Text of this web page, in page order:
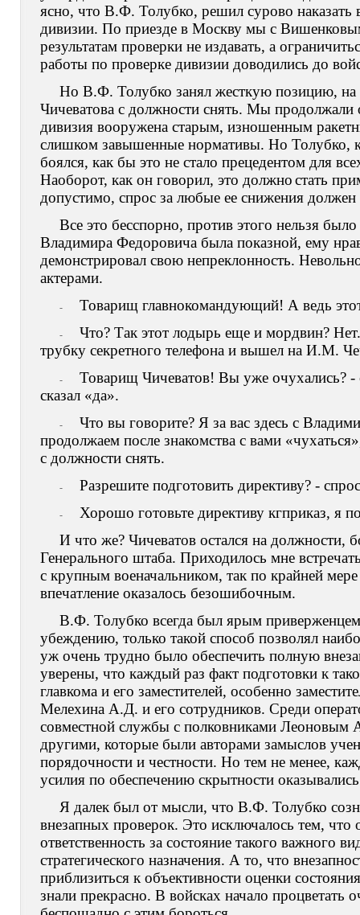
ясно, что В.Ф. Толубко, решил сурово
дивизии. По приезде в Москву мы с
результатам проверки не издавать, а
работы по проверке дивизии доводились до
Но В.Ф. Толубко занял жесткую позицию,
Чичеватова с должности снять. Мы
дивизия вооружена старым, изношенным
слишком завышенные нормативы. Но Толубко,
боялся, как бы это не стало прецедентом для
Наоборот, как он говорил, это должностать
допустимо, спрос за любые ее снижения
Все это бесспорно, против этого нельзя
Владимира Федоровича была показной, ему
демонстрировал свою непреклонность.
актерами.
- Товарищ главнокомандующий! А ведь
-
Что? Так этот лодырь еще и мордвин?
трубку секретного телефона и вышел на И.М.
-
Товарищ Чичеватов! Вы уже очухались?
сказал «да».
-
Что вы говорите? Я за вас здесь с
продолжаем после знакомства с вами
с должности снять.
- Разрешите подготовить директиву? -
-
Хорошо готовьте директиву кгприказ, я
И что же? Чичеватов остался на должности,
Генерального штаба. Приходилось мне
с крупным военачальником, так по крайней
впечатление оказалось безошибочным.
В.Ф. Толубко всегда был ярым
убеждению, только такой способ позволял
уж очень трудно было обеспечить полную
уверены, что каждый раз факт подготовки к
главкома и его заместителей, особенно
Мелехина А.Д. и его сотрудников. Среди
совместной службы с полковниками
другими, которые были авторами замыслов
порядочности и честности. Но тем не менее,
усилия по обеспечению скрытности
Я далек был от мысли, что В.Ф. Толубко
внезапных проверок. Это исключалось тем, что
ответственность за состояние такого важного
стратегического назначения. А то, что
приблизиться к объективности оценки
знали прекрасно. В войсках начало процветать